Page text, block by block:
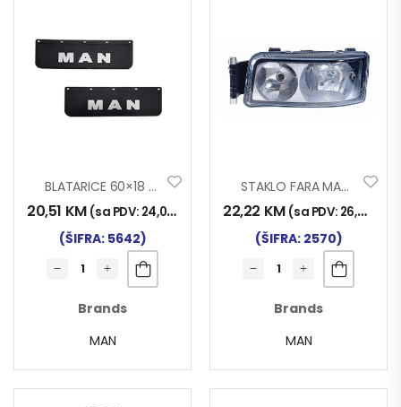
BLATARICE 60×18 MAN
20,51 KM (sa PDV: 24,00
(ŠIFRA: 5642)
Brands
MAN
STAKLO FARA MAN TG-A LIJEVO
22,22 KM (sa PDV: 26,00
(ŠIFRA: 2570)
Brands
MAN